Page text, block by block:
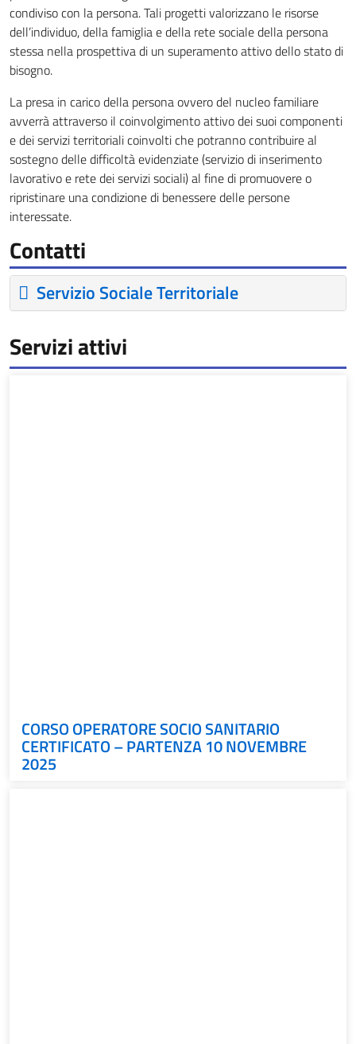
condiviso con la persona. Tali progetti valorizzano le risorse
dell’individuo, della famiglia e della rete sociale della persona
stessa nella prospettiva di un superamento attivo dello stato di
bisogno.
La presa in carico della persona ovvero del nucleo familiare
avverrà attraverso il coinvolgimento attivo dei suoi componenti
e dei servizi territoriali coinvolti che potranno contribuire al
sostegno delle difficoltà evidenziate (servizio di inserimento
lavorativo e rete dei servizi sociali) al fine di promuovere o
ripristinare una condizione di benessere delle persone
interessate.
Contatti
Servizio Sociale Territoriale
Servizi attivi
CORSO OPERATORE SOCIO SANITARIO
CERTIFICATO – PARTENZA 10 NOVEMBRE
2025